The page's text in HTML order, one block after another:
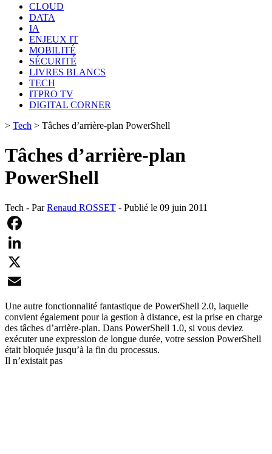
CLOUD
DATA
IA
ENJEUX IT
MOBILITÉ
SÉCURITÉ
LIVRES BLANCS
TECH
ITPRO TV
DIGITAL CORNER
> Tech > Tâches d’arrière-plan PowerShell
Tâches d’arrière-plan
PowerShell
Tech - ParRenaud ROSSET - Publié le 09 juin 2011
Facebook
LinkedIn
X
Email
Une autre fonctionnalité fantastique de PowerShell 2.0, laquelle
convient également pour la gestion à distance, est la prise en charge
des tâches d’arrière-plan. Dans PowerShell 1.0, si vous deviez
exécuter une expression de longue durée, votre session PowerShell
était bloquée jusqu’à la fin du processus.
Il n’existait pas